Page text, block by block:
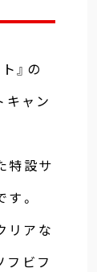
』の
キャン
特設サ
。
リアな
フビフ